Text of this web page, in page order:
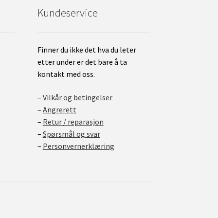
Kundeservice
Finner du ikke det hva du leter
etter under er det bare å ta
kontakt med oss.
– Vilkår og betingelser
– Angrerett
– Retur / reparasjon
– Spørsmål og svar
– Personvernerklæring